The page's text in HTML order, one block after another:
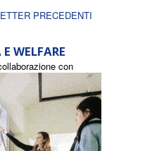
PRECEDENTI
WELFARE
con